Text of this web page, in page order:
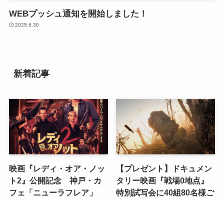
WEBプッシュ通知を開始しました！
2025.6.30
新着記事
映画『レディ・オア・ノッ
ト2』公開記念 神戸・カ
フェ「ニューラフレア」
【プレゼント】ドキュメン
タリー映画『戦場0地点』
特別試写会に40組80名様ご